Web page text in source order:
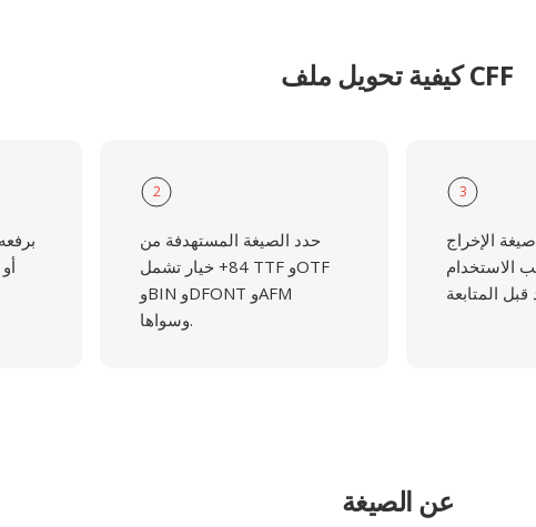
كيفية تحويل ملف CFF
2
حدد الصيغة المستهدفة من
84+ خيار تشمل TTF وOTF
وBIN وDFONT وAFM
وسواها.
3
الإخراج
الاستخدام
عن الصيغة